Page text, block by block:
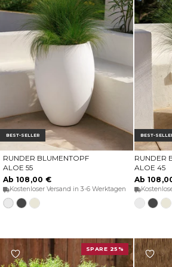
BEST-SELLER
OPTIONEN WÄHLEN
RUNDER BLUMENTOPF
ALOE 55
Ab 108,00 €
Kostenloser Versand in 3-6 Werktagen
WeissAnthrazit
Opak-
BEST-
RUNDER
ALOE 45
Ab
Weiss
SPARE 25%